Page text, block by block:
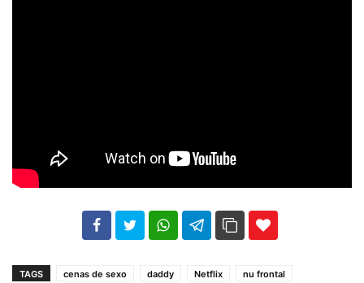
102 35
TAGS cenas de sexo daddy Netflix
nu frontal